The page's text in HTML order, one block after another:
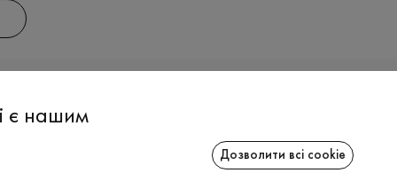
є нашим
Дозволити всі cookie